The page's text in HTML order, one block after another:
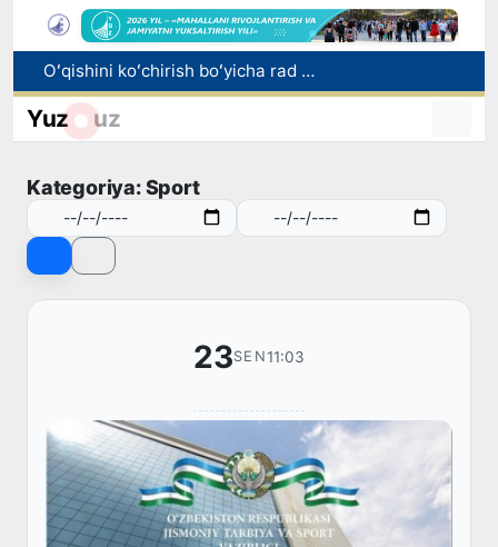
Oʻqishini koʻchirish boʻyicha rad etilgan arizalarni 10 avgustga qadar tahrirlash mumkin
I va II guruh nogironligi boʻlgan fuqarolarga pensiya proaktiv tarzda tayinlanadi
Toshkentda 4 kilogrammdan ortiq giyohvandlik vositalarining “zakladka” usulida tarqatilishiga chek qoʻyildi
Yuz uz
Kategoriya: Sport
23SEN11:03